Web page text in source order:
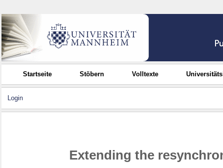
Startseite Stöbern Volltexte
Login
Extending the